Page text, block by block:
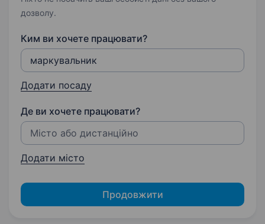
дозволу.
Ким ви хочете працювати?
Додати посаду
Де ви хочете працювати?
Додати місто
Продовжити